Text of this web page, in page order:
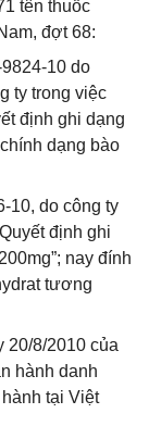
tên thuốc
đợt 68:
10 do
ty trong việc
định ghi dạng
dạng bào
10, do công ty
định ghi
nay đính
tương
20/8/2010 của
hành danh
tại Việt